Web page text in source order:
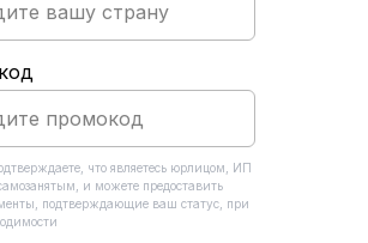
что являетесь юрлицом, ИП
и можете предоставить
подтверждающие ваш статус, при